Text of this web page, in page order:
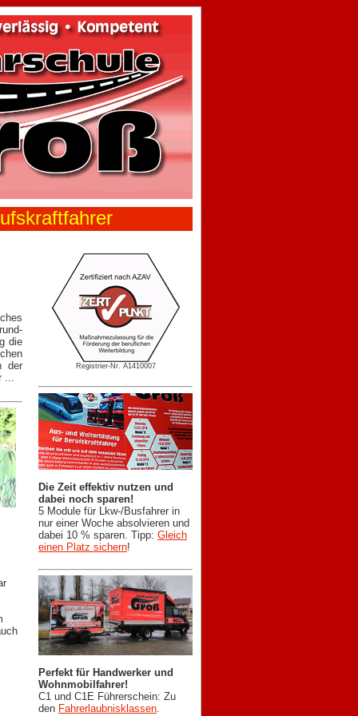
die
der
...
Registrier-Nr. A1410007
Die Zeit effektiv nutzen und
dabei noch sparen!
5 Module für Lkw-/Busfahrer in
nur einer Woche absolvieren und
dabei 10 % sparen. Tipp: Gleich
einen Platz sichern!
Perfekt für Handwerker und
Wohnmobilfahrer!
C1 und C1E Führerschein: Zu
den Fahrerlaubnisklassen